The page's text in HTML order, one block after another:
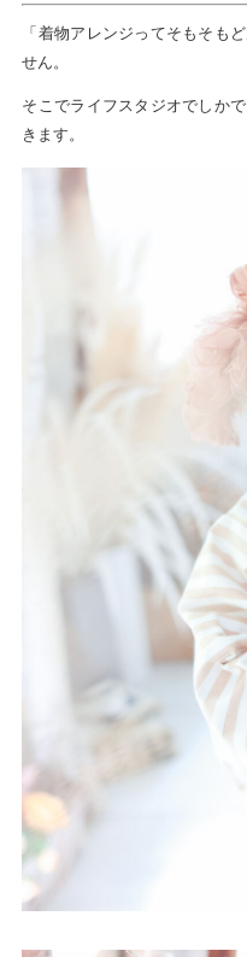
「着物アレンジってそもそも
せん。
そこでライフスタジオでしか
きます。